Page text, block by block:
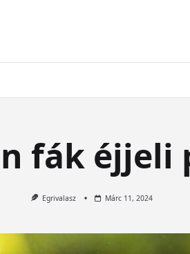
fák éjjeli
Egrivalasz Márc 11, 2024